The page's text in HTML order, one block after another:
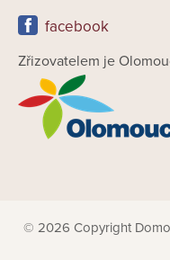
facebook
Zřizovatelem je
© 2026 Copyright